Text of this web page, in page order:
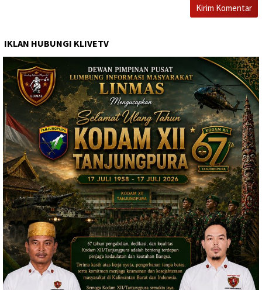
IKLAN HUBUNGI KLIVETV